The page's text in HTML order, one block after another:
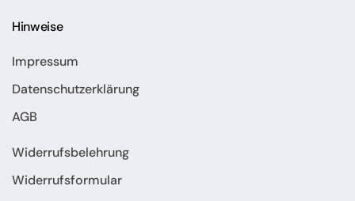
Hinweise
Impressum
Datenschutzerklärung
AGB
Widerrufsbelehrung
Widerrufsformular